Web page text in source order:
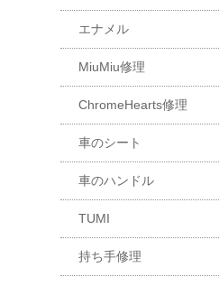
エナメル
MiuMiu修理
ChromeHearts修理
車のシート
車のハンドル
TUMI
持ち手修理